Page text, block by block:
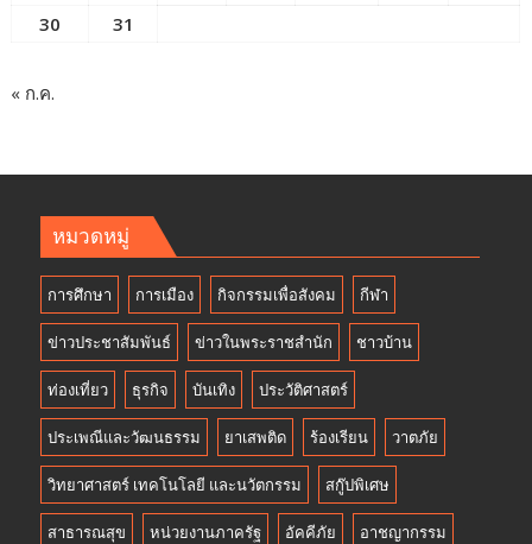
30
31
« ก.ค.
หมวดหมู่
การศึกษา การเมือง กิจกรรมเพื่อสังคม กีฬา
ข่าวประชาสัมพันธ์ ข่าวในพระราชสำนัก ชาวบ้าน
ท่องเที่ยว ธุรกิจ บันเทิง ประวัติศาสตร์
ประเพณีและวัฒนธรรม ยาเสพติด ร้องเรียน วาตภัย
วิทยาศาสตร์ เทคโนโลยี และนวัตกรรม สกู๊ปพิเศษ
สาธารณสุข หน่วยงานภาครัฐ อัคคีภัย อาชญากรรม